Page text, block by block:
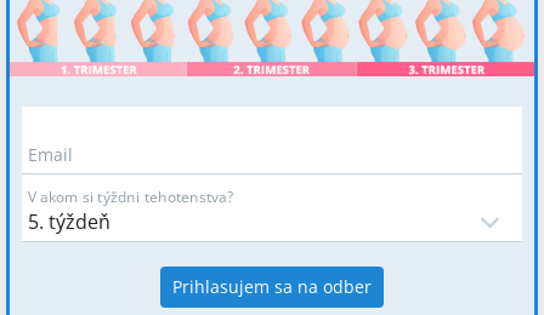
Email
V akom si týždni tehotenstva?
Prihlasujem sa na odber